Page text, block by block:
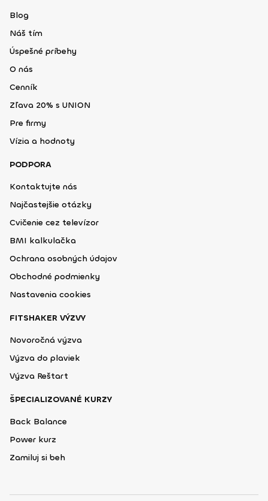
Blog
Náš tím
Úspešné príbehy
O nás
Cenník
Zľava 20% s UNION
Pre firmy
Vízia a hodnoty
PODPORA
Kontaktujte nás
Najčastejšie otázky
Cvičenie cez televízor
BMI kalkulačka
Ochrana osobných údajov
Obchodné podmienky
Nastavenia cookies
FITSHAKER VÝZVY
Novoročná výzva
Výzva do plaviek
Výzva Reštart
ŠPECIALIZOVANÉ KURZY
Back Balance
Power kurz
Zamiluj si beh